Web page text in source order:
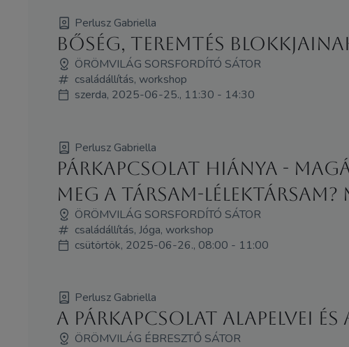
Perlusz Gabriella
Bőség, teremtés
ÖRÖMVILÁG SORSFORDÍTÓ SÁTOR
családállítás, workshop
szerda, 2025-06-25., 11:30 - 14:30
Perlusz Gabriella
Párkapcsolat hiánya -
meg a társam-
ÖRÖMVILÁG SORSFORDÍTÓ SÁTOR
családállítás, Jóga, workshop
csütörtök, 2025-06-26., 08:00 - 11:00
Perlusz Gabriella
A párkapcsolat alapelvei
ÖRÖMVILÁG ÉBRESZTŐ SÁTOR